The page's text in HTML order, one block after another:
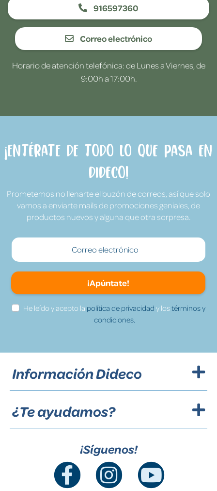
916597360
Correo electrónico
Horario de atención telefónica: de Lunes a Viernes, de
9:00h a 17:00h.
¡Entérate de todo lo que pasa en
Dideco!
Prometemos no llenarte el buzón de correos, así que solo
vamos a enviarte mails de promociones geniales, de
productos nuevos y alguna que otra sorpresa.
¡Apúntate!
He leído y acepto la política de privacidad y lostérminos y
condiciones.
Información Dideco
¿Te ayudamos?
¡Síguenos!